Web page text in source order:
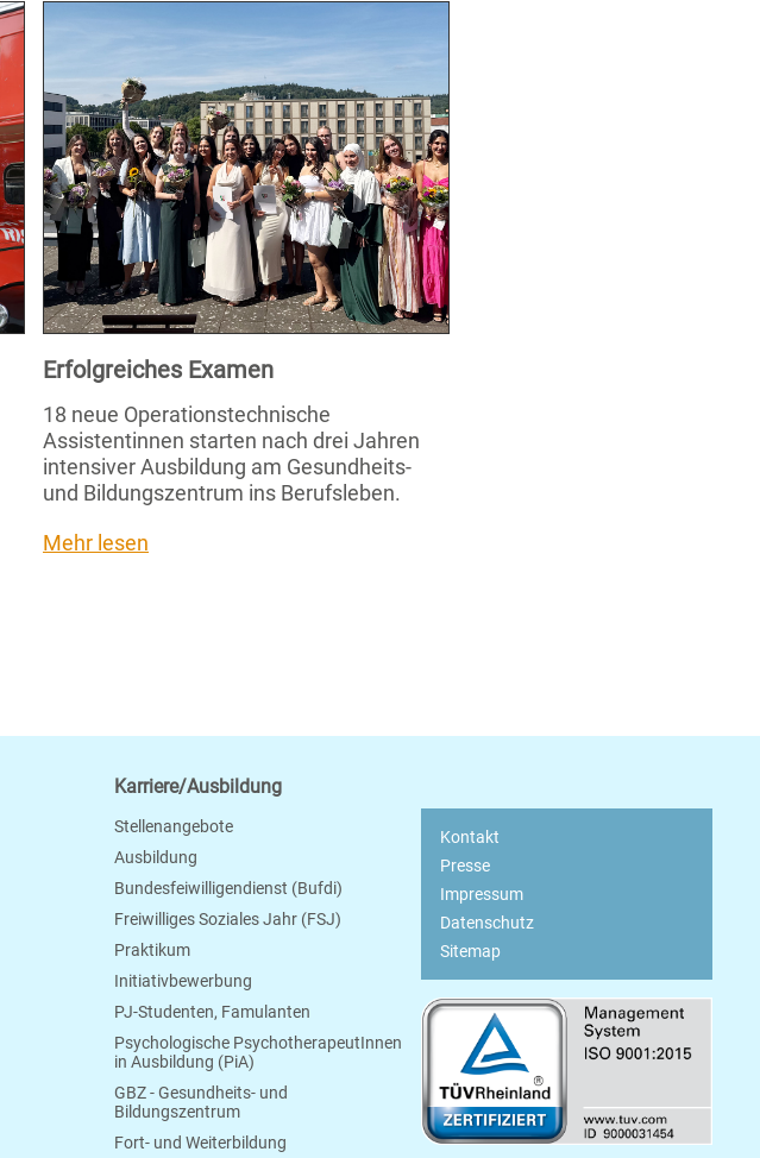
Erfolgreiches Examen
18 neue Operationstechnische
Assistentinnen starten nach drei Jahren
intensiver Ausbildung am Gesundheits-
und Bildungszentrum ins Berufsleben.
Mehr lesen
Karriere/Ausbildung
Stellenangebote
Ausbildung
Bundesfeiwilligendienst (Bufdi)
Freiwilliges Soziales Jahr (FSJ)
Praktikum
Initiativbewerbung
PJ-Studenten, Famulanten
Psychologische PsychotherapeutInnen
in Ausbildung (PiA)
GBZ - Gesundheits- und
Bildungszentrum
Fort- und Weiterbildung
Kontakt
Presse
Impressum
Datenschutz
Sitemap